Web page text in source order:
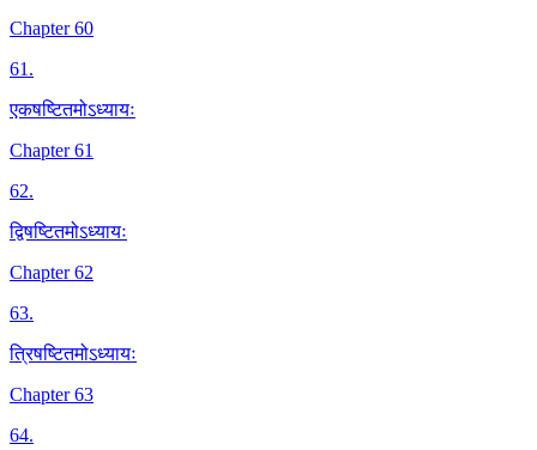
Chapter 60
61.
एकषष्टितमोऽध्यायः
Chapter 61
62.
द्विषष्टितमोऽध्यायः
Chapter 62
63.
त्रिषष्टितमोऽध्यायः
Chapter 63
64.